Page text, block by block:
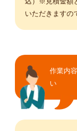
いただきますの
作業内
い